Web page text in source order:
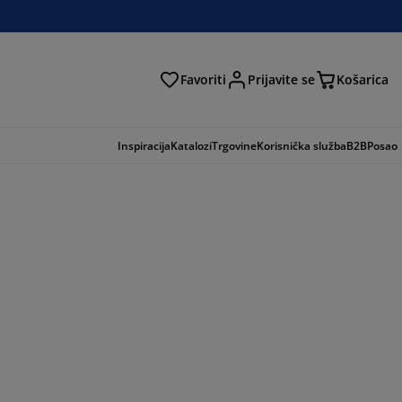
Favoriti Prijavite se Košarica
InspiracijaKataloziTrgovineKorisnička službaB2BPosao